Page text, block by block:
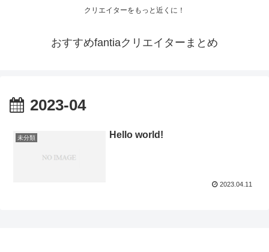
クリエイターをもっと近くに！
おすすめfantiaクリエイターまとめ
2023-04
未分類 Hello world!
2023.04.11